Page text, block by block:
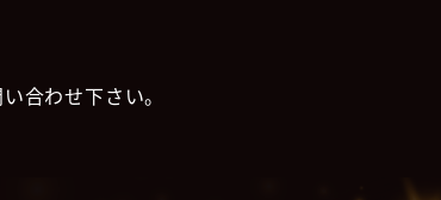
合わせ下さい。